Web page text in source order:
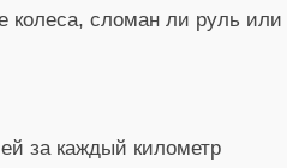
колеса, сломан ли руль или
за каждый километр